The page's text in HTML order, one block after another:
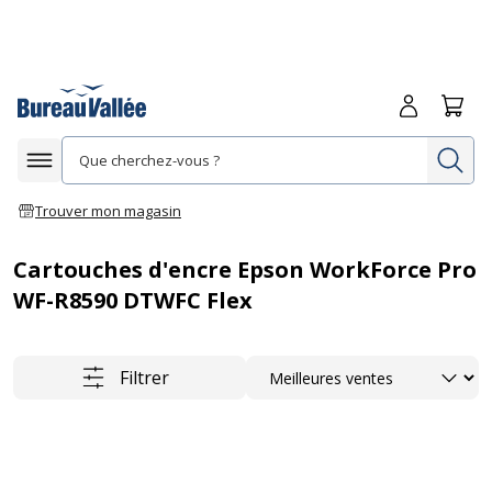
Afficher la navigation
Trouver mon magasin
Me
Cartouches d'encre Epson WorkForce Pro
WF-R8590 DTWFC Flex
Filtrer Trier